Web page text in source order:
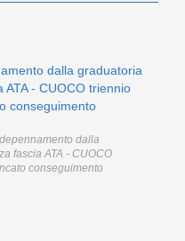
dalla graduatoria
- CUOCO triennio
conseguimento
dalla
fascia ATA - CUOCO
conseguimento